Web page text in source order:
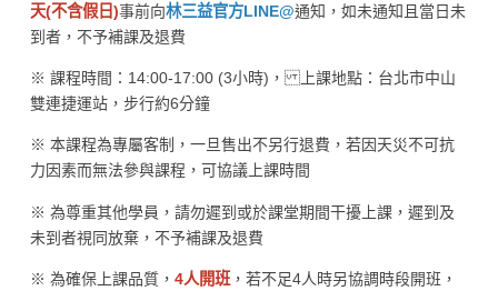
天(不含假日)事前向林三益官方LINE@通知，如未通知且當日未
到者，不予補課及退費
※ 課程時間：14:00-17:00 (3小時)， 上課地點：台北市中山
雙連捷運站，步行約6分鐘
※ 本課程為專屬客制，一旦售出不另行退費，若因天災不可抗
力因素而無法參與課程，可協議上課時間
※ 為尊重其他學員，請勿遲到或於課堂期間干擾上課，遲到及
未到者視同放棄，不予補課及退費
※ 為確保上課品質， 4人開班，若不足4人時另協調時段開班，